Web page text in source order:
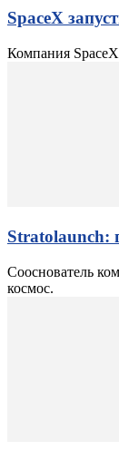
SpaceX
Компания
Stratolaunch:
Сооснователь
космос.